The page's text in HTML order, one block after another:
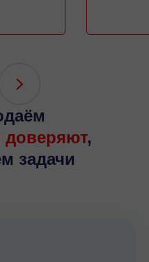
доверяют,
задачи